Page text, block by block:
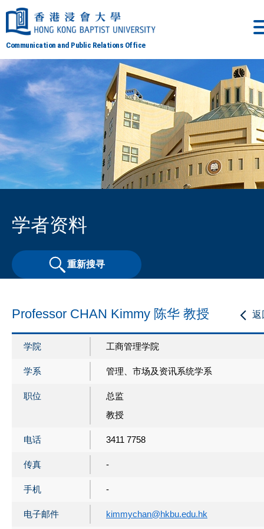
Communication and Public Relations Office
学者资料
重新搜寻
返
Professor CHAN Kimmy 陈华 教授
学院 工商管理学院
学系 管理、市场及资讯系统学系
职位
总监
教授
电话 3411 7758
传真 -
手机 -
电子邮件 kimmychan@hkbu.edu.hk